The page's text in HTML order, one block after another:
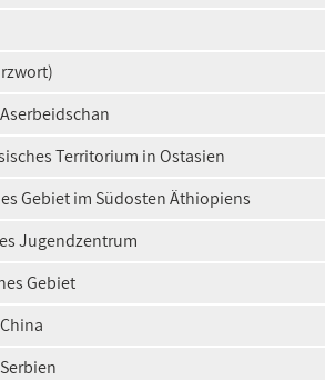
Territorium in Ostasien
Gebiet im Südosten Äthiopiens
Jugendzentrum
Gebiet